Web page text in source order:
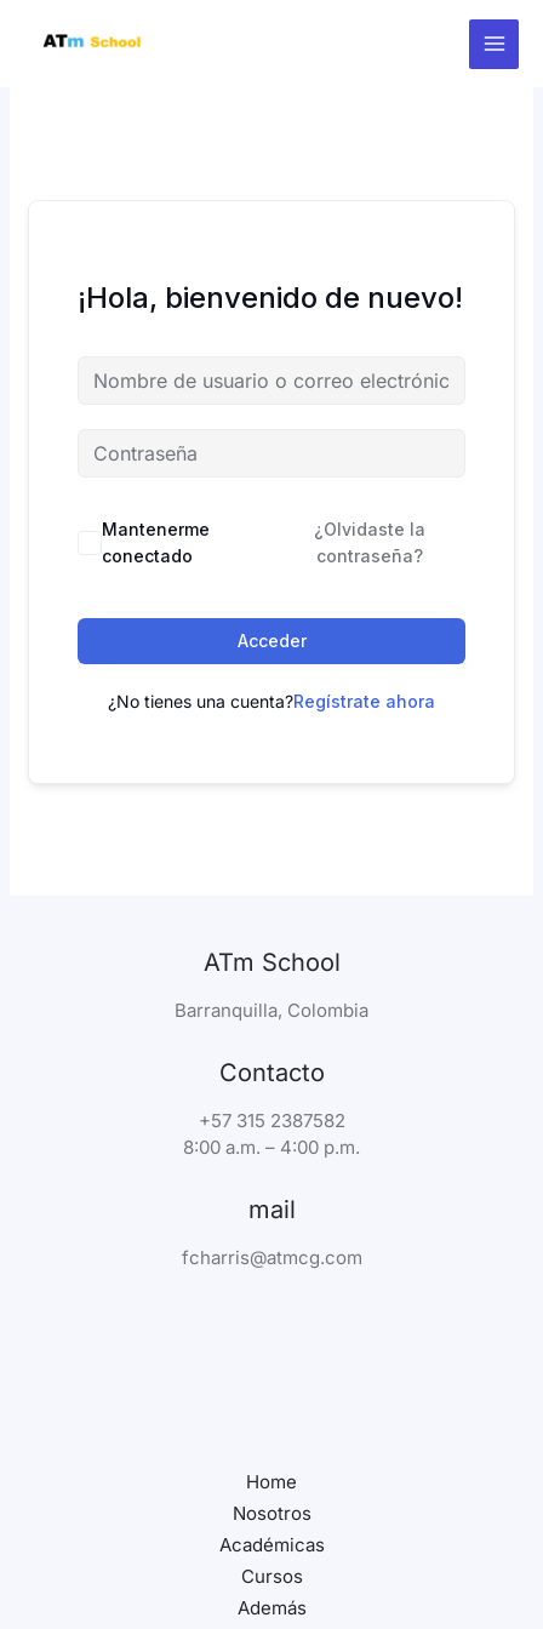
¡Hola, bienvenido de nuevo!
Mantenerme
conectado
¿Olvidaste la
contraseña?
Acceder
¿No tienes una cuenta?Regístrate ahora
ATm School
Barranquilla, Colombia
Contacto
+57 315 2387582
8:00 a.m. – 4:00 p.m.
mail
fcharris@atmcg.com
Home
Nosotros
Académicas
Cursos
Además